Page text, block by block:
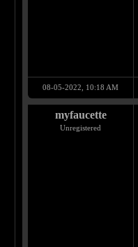
08-05-2022, 10:18 AM
myfaucette
Unregistered